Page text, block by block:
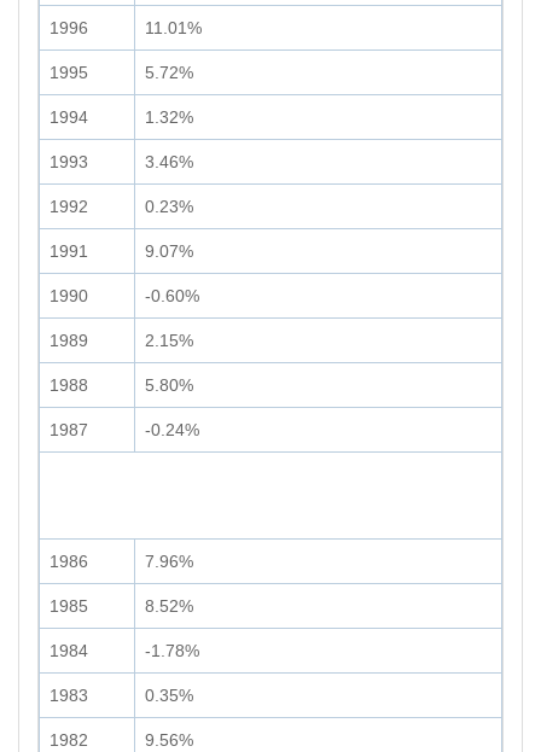
1996 11.01%
1995 5.72%
1994 1.32%
1993 3.46%
1992 0.23%
1991 9.07%
1990 -0.60%
1989 2.15%
1988 5.80%
1987 -0.24%
1986 7.96%
1985 8.52%
1984 -1.78%
1983 0.35%
1982 9.56%